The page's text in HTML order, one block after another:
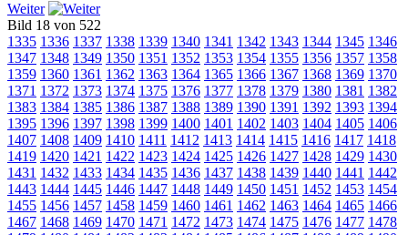
Weiter
Bild 18 von 522
1335 1336 1337 1338 1339 1340 1341 1342 1343 1344 1345 1346
1347 1348 1349 1350 1351 1352 1353 1354 1355 1356 1357 1358
1359 1360 1361 1362 1363 1364 1365 1366 1367 1368 1369 1370
1371 1372 1373 1374 1375 1376 1377 1378 1379 1380 1381 1382
1383 1384 1385 1386 1387 1388 1389 1390 1391 1392 1393 1394
1395 1396 1397 1398 1399 1400 1401 1402 1403 1404 1405 1406
1407 1408 1409 1410 1411 1412 1413 1414 1415 1416 1417 1418
1419 1420 1421 1422 1423 1424 1425 1426 1427 1428 1429 1430
1431 1432 1433 1434 1435 1436 1437 1438 1439 1440 1441 1442
1443 1444 1445 1446 1447 1448 1449 1450 1451 1452 1453 1454
1455 1456 1457 1458 1459 1460 1461 1462 1463 1464 1465 1466
1467 1468 1469 1470 1471 1472 1473 1474 1475 1476 1477 1478